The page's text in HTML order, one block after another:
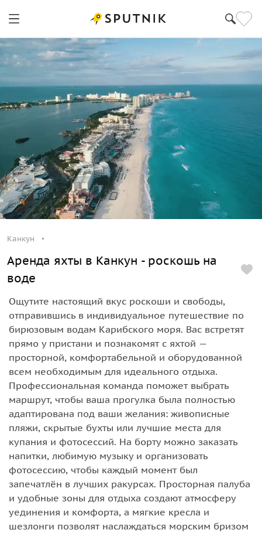
Канкун
Аренда яхты в Канкун - роскошь на
воде
Ощутите настоящий вкус роскоши и свободы,
отправившись в индивидуальное путешествие по
бирюзовым водам Карибского моря. Вас встретят
прямо у пристани и познакомят с яхтой —
просторной, комфортабельной и оборудованной
всем необходимым для идеального отдыха.
Профессиональная команда поможет выбрать
маршрут, чтобы ваша прогулка была полностью
адаптирована под ваши желания: живописные
пляжи, скрытые бухты или лучшие места для
купания и фотосессий. На борту можно заказать
напитки, любимую музыку и организовать
фотосессию, чтобы каждый момент был
запечатлён в лучших ракурсах. Просторная палуба
и удобные зоны для отдыха создают атмосферу
уединения и комфорта, а мягкие кресла и
шезлонги позволят наслаждаться морским бризом